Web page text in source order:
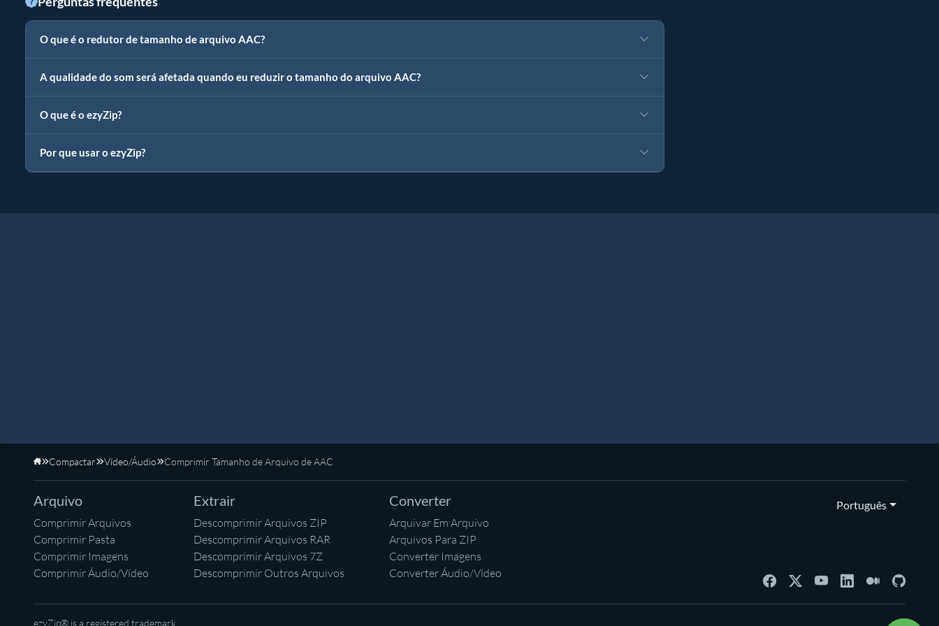
O que é o redutor de tamanho de arquivo AAC?
A qualidade do som será afetada quando eu reduzir o tamanho do arquivo AAC?
O que é o ezyZip?
Por que usar o ezyZip?
Início
Compactar Vídeo/Áudio Comprimir Tamanho de Arquivo de AAC
Arquivo
Comprimir Arquivos
Comprimir Pasta
Comprimir Imagens
Comprimir Áudio/Vídeo
Extrair
Descomprimir Arquivos ZIP
Descomprimir Arquivos RAR
Descomprimir Arquivos 7Z
Descomprimir Outros Arquivos
Converter
Arquivar Em Arquivo
Arquivos Para ZIP
Converter Imagens
Converter Áudio/Vídeo
Português
ezyZip® is a registered trademark.